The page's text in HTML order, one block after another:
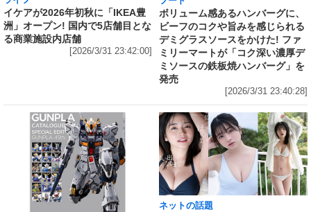
イケアが2026年初秋に「IKEA豊
洲」オープン! 国内で5店舗目とな
る商業施設内店舗
[2026/3/31 23:42:00]
ボリューム感あるハンバーグに、
ビーフのコクや旨みを感じられる
デミグラスソースをかけた! ファ
ミリーマートが「コク深い濃厚デ
ミソースの鉄板焼ハンバーグ」を
発売
[2026/3/31 23:40:28]
ネットの話題